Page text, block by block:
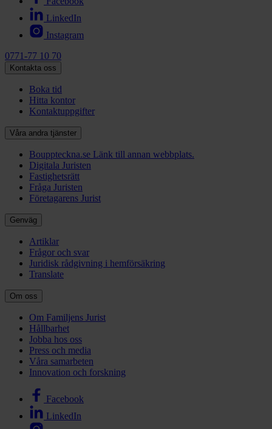
LinkedIn
Instagram
0771-77 10 70
Kontakta oss
Boka tid
Hitta kontor
Kontaktuppgifter
Våra andra tjänster
Bouppteckna.se Länk till annan webbplats.
Digitala Juristen
Fastighetsrätt
Fråga Juristen
Företagarens Jurist
Genväg
Artiklar
Frågor och svar
Juridisk rådgivning i hemförsäkring
Translate
Om oss
Om Familjens Jurist
Hållbarhet
Jobba hos oss
Press och media
Våra samarbeten
Innovation och forskning
Facebook
LinkedIn